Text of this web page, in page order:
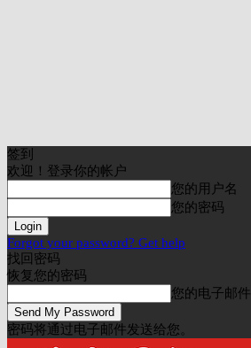
签到
欢迎！登录你的帐户
您的用户名
您的密码
Forgot your password? Get help
找回密码
恢复您的密码
您的电子邮件
密码将通过电子邮件发送给您。